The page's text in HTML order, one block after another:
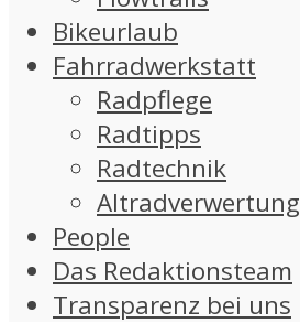
Bikeurlaub
Fahrradwerkstatt
Radpflege
Radtipps
Radtechnik
Altradverwertung
People
Das Redaktionsteam
Transparenz bei uns